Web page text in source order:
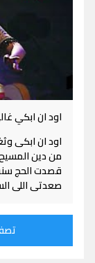
اود ان ابكي
اود ان ابكى
من دين
قصدت الحج
صعدتى اللى